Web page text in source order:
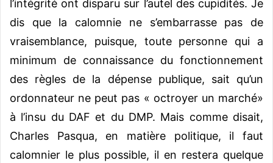
l’intégrité ont disparu sur l’autel des cupidités. Je
dis que la calomnie ne s’embarrasse pas de
vraisemblance, puisque, toute personne qui a
minimum de connaissance du fonctionnement
des règles de la dépense publique, sait qu’un
ordonnateur ne peut pas « octroyer un marché»
à l’insu du DAF et du DMP. Mais comme disait,
Charles Pasqua, en matière politique, il faut
calomnier le plus possible, il en restera quelque